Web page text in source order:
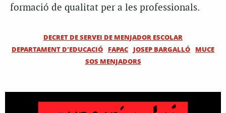
formació de qualitat per a les professionals.
DECRET DE SERVEI DE MENJADOR ESCOLAR
DEPARTAMENT D'EDUCACIÓ
FAPAC JOSEP BARGALLÓ
MUCE
SOS MENJADORS